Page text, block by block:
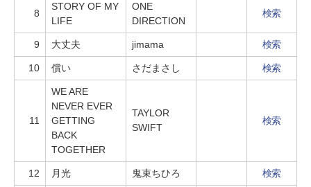
8
STORY OF MY
LIFE
ONE
DIRECTION
検索
9 大丈夫 jimama 検索
10 償い さだまさし 検索
11
WE ARE
NEVER EVER
GETTING
BACK
TOGETHER
TAYLOR
SWIFT
検索
12 月光 鬼束ちひろ 検索